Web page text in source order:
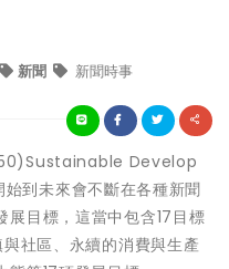
新聞 新聞時事
Develop
到未來會不斷在各種新聞
展目標，這當中包含17目標
社區、永續的消費與生產